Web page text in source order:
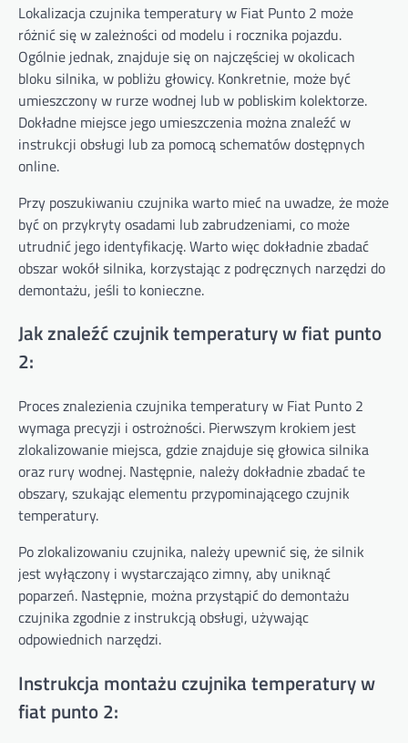
Lokalizacja czujnika temperatury w Fiat Punto 2 może
różnić się w zależności od modelu i rocznika pojazdu.
Ogólnie jednak, znajduje się on najczęściej w okolicach
bloku silnika, w pobliżu głowicy. Konkretnie, może być
umieszczony w rurze wodnej lub w pobliskim kolektorze.
Dokładne miejsce jego umieszczenia można znaleźć w
instrukcji obsługi lub za pomocą schematów dostępnych
online.
Przy poszukiwaniu czujnika warto mieć na uwadze, że może
być on przykryty osadami lub zabrudzeniami, co może
utrudnić jego identyfikację. Warto więc dokładnie zbadać
obszar wokół silnika, korzystając z podręcznych narzędzi do
demontażu, jeśli to konieczne.
Jak znaleźć czujnik temperatury w fiat punto
2:
Proces znalezienia czujnika temperatury w Fiat Punto 2
wymaga precyzji i ostrożności. Pierwszym krokiem jest
zlokalizowanie miejsca, gdzie znajduje się głowica silnika
oraz rury wodnej. Następnie, należy dokładnie zbadać te
obszary, szukając elementu przypominającego czujnik
temperatury.
Po zlokalizowaniu czujnika, należy upewnić się, że silnik
jest wyłączony i wystarczająco zimny, aby uniknąć
poparzeń. Następnie, można przystąpić do demontażu
czujnika zgodnie z instrukcją obsługi, używając
odpowiednich narzędzi.
Instrukcja montażu czujnika temperatury w
fiat punto 2: